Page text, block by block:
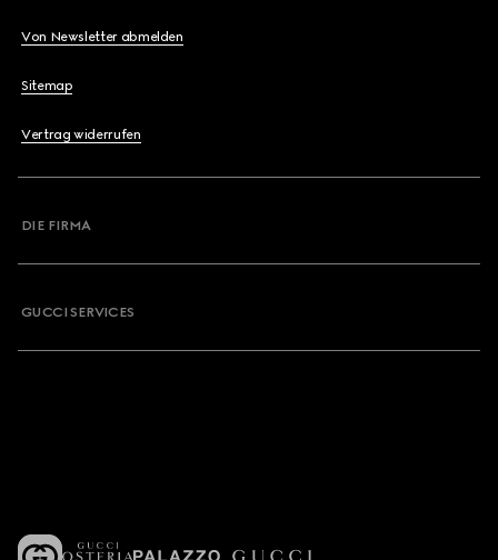
Von Newsletter abmelden
Sitemap
Vertrag widerrufen
DIE FIRMA
GUCCI SERVICES